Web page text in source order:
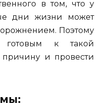
в том, что у
дни жизни может
Поэтому
готовым к такой
причину и провести